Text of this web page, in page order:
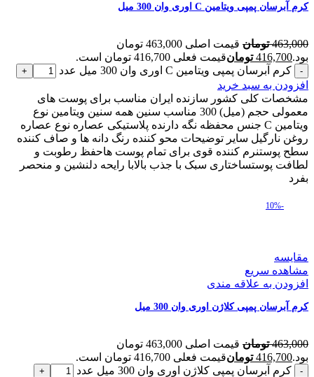
کرم آبرسان پمپی ویتامین C اوری وان 300 میل
463,000 تومان
قیمت اصلی 463,000 تومان
بود.416,700 تومانقیمت فعلی 416,700 تومان است.
کرم آبرسان پمپی ویتامین C اوری وان 300 میل عدد
افزودن به سبد خرید
مشخصات کلی کشور سازنده ایران مناسب برای پوست های
معمولی حجم (میل) 300 مناسب سنین همه سنین ویتامین نوع
ویتامین C جنس محفظه نگه دارنده پلاستیکی عصاره نوع عصاره
روغن نارگیل سایر توضیحات محو کننده رنگ دانه ها و صاف کننده
سطح پوستنرم کننده قوی برای تمام پوست هاحفظ رطوبت و
لطافت پوستساختاری سبک با جذب بالابا رایحه دلنشین و منحصر
بفرد
-10%
مقایسه
مشاهده سریع
افزودن به علاقه مندی
کرم آبرسان پمپی کلاژن اوری وان 300 میل
463,000 تومان
قیمت اصلی 463,000 تومان
بود.416,700 تومانقیمت فعلی 416,700 تومان است.
کرم آبرسان پمپی کلاژن اوری وان 300 میل عدد